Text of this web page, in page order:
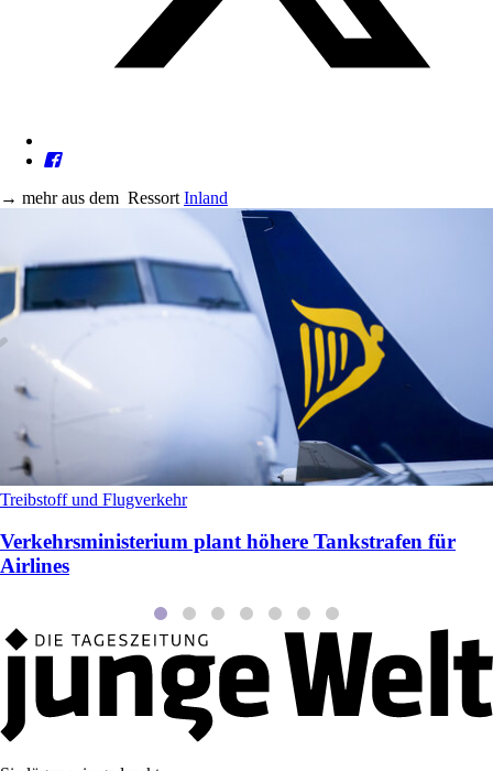
→ mehr aus dem Ressort Inland
Treibstoff und Flugverkehr
Verkehrsministerium plant höhere Tankstrafen für
Airlines